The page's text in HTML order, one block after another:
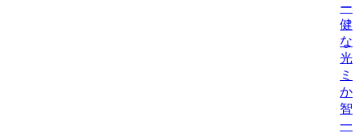
ー
健
な
光
ミ
か/
智
一